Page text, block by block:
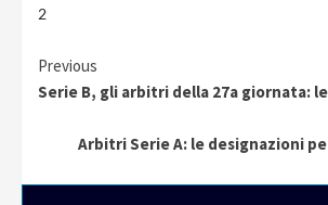
2
Continue
Reading
Previous
Serie B, gli arbitri della 27a giornata:
Arbitri Serie A: le designazioni